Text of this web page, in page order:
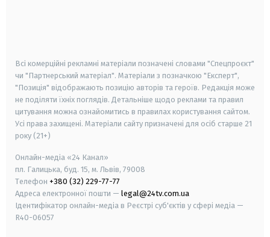
Всі комерційні рекламні матеріали позначені словами "Спецпроєкт"
чи "Партнерський матеріал". Матеріали з позначкою "Експерт",
"Позиція" відображають позицію авторів та героїв. Редакція може
не поділяти їхніх поглядів. Детальніше щодо реклами та правил
цитування можна ознайомитись в правилах користування сайтом.
Усі права захищені. Матеріали сайту призначені для осіб старше 21
року (21+)
Онлайн-медіа «24 Канал»
пл. Галицька, буд. 15, м. Львів, 79008
Телефон +380 (32) 229-77-77
Адреса електронної пошти — legal@24tv.com.ua
Ідентифікатор онлайн-медіа в Реєстрі суб'єктів у сфері медіа —
R40-06057